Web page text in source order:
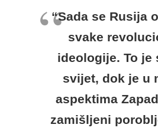
“Sada se Rusija
svake
ideologije. To je
svijet, dok je u
aspektima
zamišljeni